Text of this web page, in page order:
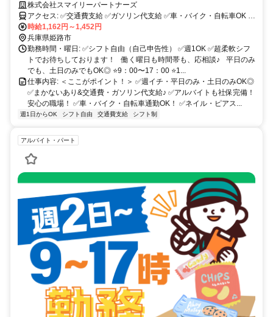
ホテル✅髪色・ピアス・ネイル自由！まかないあり・希望時間で勤務可
能✅社会保険完備
株式会社スマイリーパートナーズ
アクセス: ✅交通費支給 ✅ガソリン代支給 ✅車・バイク・自転車OK ▼
勤務店舗 ホテル カーシュ ◆山陽電鉄本線 亀山駅 より 徒歩 15分 ◆
山陽電鉄本線 手柄駅 より 徒歩 17 分 ◆山陽電鉄本線 飾磨駅 より 車
7分 ◆山陽電鉄網干線 飾磨駅 より 車 7分 ◆山陽本線(神戸－門司) 姫
路駅 より 車 7分
時給1,162円～1,452円
兵庫県姫路市
勤務時間・曜日: ✅シフト自由（自己申告性） ✅週1OK ✅超柔軟シフ
トでお待ちしております！ 働く曜日も時間帯も、応相談♪ 平日のみ
でも、土日のみでもOK◎ ⭐️9：00〜17：00 ⭐️1...
仕事内容: ＜ここがポイント！＞ ✅週イチ・平日のみ・土日のみOK◎
✅まかないあり&交通費・ガソリン代支給♪ ✅アルバイトも社保完備！
安心の職場！ ✅車・バイク・自転車通勤OK！ ✅ネイル・ピアス...
週1日からOK シフト自由 交通費支給 シフト制
アルバイト・パート